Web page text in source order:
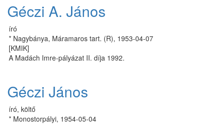
Géczi A. János
író
* Nagybánya, Máramaros tart. (R), 1953-04-07
[KMIK]
A Madách Imre-pályázat II. díja 1992.
Géczi János
író, költő
* Monostorpályi, 1954-05-04